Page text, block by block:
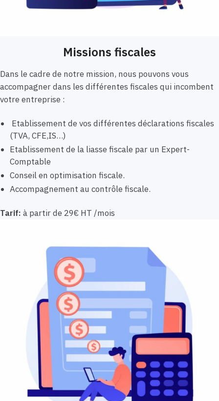
Missions fiscales
Dans le cadre de notre mission, nous pouvons vous
accompagner dans les différentes fiscales qui incombent
votre entreprise :
Etablissement de vos différentes déclarations fiscales
(TVA, CFE,IS…)
Etablissement de la liasse fiscale par un Expert-
Comptable
Conseil en optimisation fiscale.
Accompagnement au contrôle fiscale.
Tarif: à partir de 29€ HT /mois